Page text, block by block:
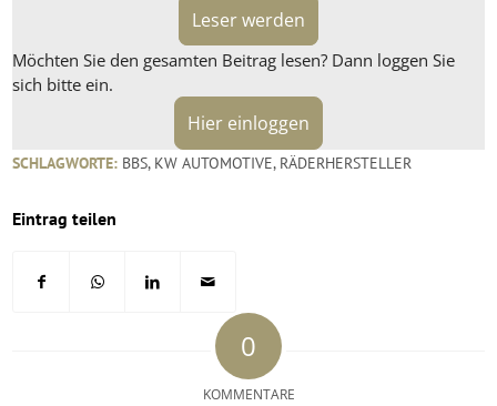
Leser werden
Möchten Sie den gesamten Beitrag lesen? Dann loggen Sie
sich bitte ein.
Hier einloggen
SCHLAGWORTE: BBS, KW AUTOMOTIVE, RÄDERHERSTELLER
Eintrag teilen
0
KOMMENTARE